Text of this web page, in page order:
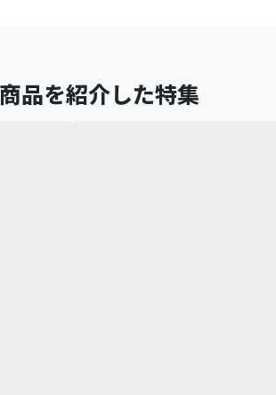
品を紹介した特集